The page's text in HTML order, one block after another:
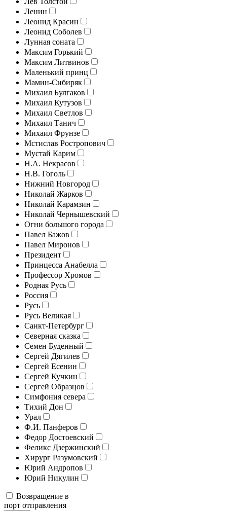
Ленин
Леонид Красин
Леонид Соболев
Лунная соната
Максим Горький
Максим Литвинов
Маленький принц
Мамин-Сибиряк
Михаил Булгаков
Михаил Кутузов
Михаил Светлов
Михаил Танич
Михаил Фрунзе
Мстислав Ростропович
Мустай Карим
Н.А. Некрасов
Н.В. Гоголь
Нижний Новгород
Николай Жарков
Николай Карамзин
Николай Чернышевский
Огни большого города
Павел Бажов
Павел Миронов
Президент
Принцесса Анабелла
Профессор Хромов
Родная Русь
Россия
Русь
Русь Великая
Санкт-Петербург
Северная сказка
Семен Буденный
Сергей Дягилев
Сергей Есенин
Сергей Кучкин
Сергей Образцов
Симфония севера
Тихий Дон
Урал
Ф.И. Панферов
Федор Достоевский
Феликс Дзержинский
Хирург Разумовский
Юрий Андропов
Юрий Никулин
Возвращение в
порт отправления